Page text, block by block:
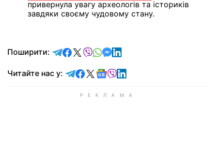
привернула увагу археологів та істориків
завдяки своєму чудовому стану.
Поширити: відправити у Telegram
поділитись у Facebook
поділитись у X
відправити у Viber
відправити у Whatsapp
відправити у Messenger
відправити у LinkedIn
Читайте нас у: Читайте у Telegram
Читайте у Facebook
Читайте у X
Читайте у Google news
Читайте у Viber
Читайте у LinkedIn